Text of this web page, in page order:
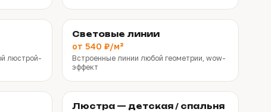
люстрой-
Световые линии
от 540 ₽/м²
Встроенные линии любой геометрии, wow-
эффект
Люстра — детская / спальня